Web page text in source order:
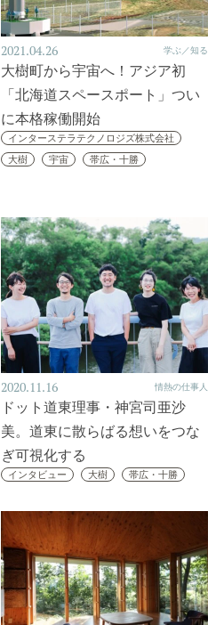
2021.04.26 学ぶ／知る
大樹町から宇宙へ！アジア初
「北海道スペースポート」つい
に本格稼働開始
インターステラテクノロジズ株式会社
大樹
宇宙 帯広・十勝
2020.11.16 情熱の仕事人
ドット道東理事・神宮司亜沙
美。道東に散らばる想いをつな
ぎ可視化する
インタビュー 大樹 帯広・十勝